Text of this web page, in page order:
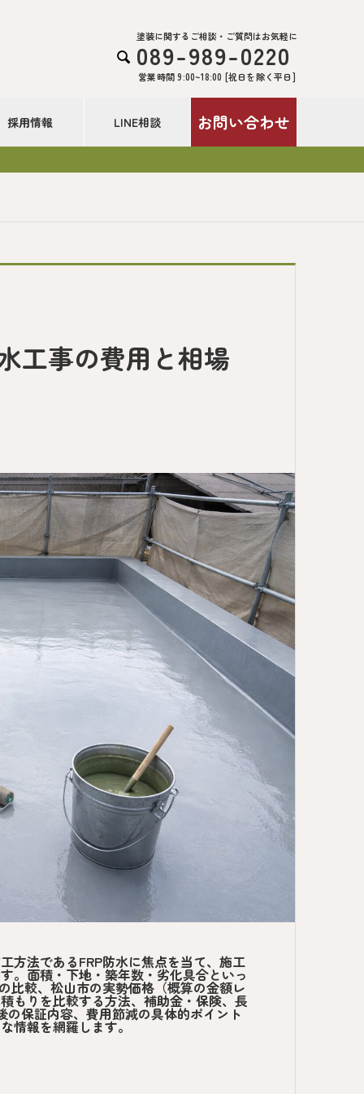

塗装に関するご相談・ご質問はお気軽に
089-989-0220
営業時間 9:00~18:00 [祝日を除く平日]
採用情報 LINE相談 お問い合わせ
工事の費用と相場
方法であるFRP防水に焦点を当て、施工
。面積・下地・築年数・劣化具合といっ
比較、松山市の実勢価格（概算の金額レ
もりを比較する方法、補助金・保険、長
保証内容、費用節減の具体的ポイント
情報を網羅します。